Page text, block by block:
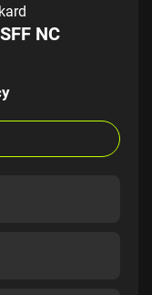
NC